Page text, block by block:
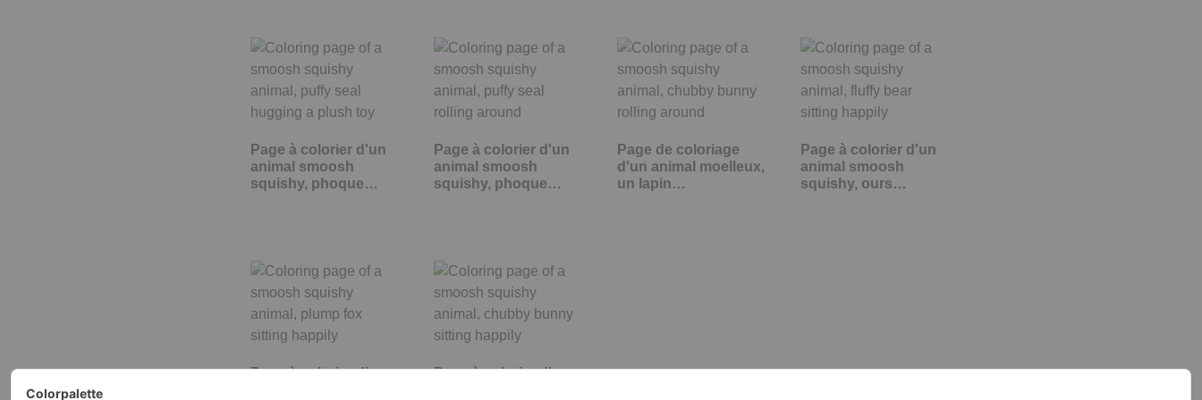
Page à colorier d'un
animal smoosh
squishy, phoque…
Page à colorier d'un
animal smoosh
squishy, phoque…
Page de coloriage
d'un animal moelleux,
un lapin…
Page à colorier d'un
animal smoosh
squishy, ours…
Page à colorier d'un
Page à colorier d'un